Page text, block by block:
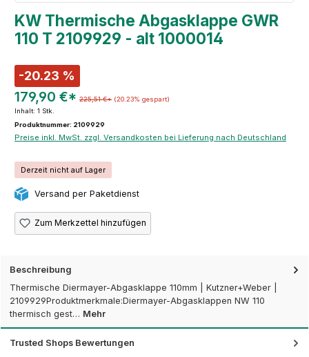
KW Thermische Abgasklappe GWR
110 T 2109929 - alt 1000014
-20.23 %
179,90 €* 225,51 €* (20.23% gespart)
Inhalt: 1 Stk.
Produktnummer: 2109929
Preise inkl. MwSt. zzgl. Versandkosten bei Lieferung nach Deutschland
Derzeit nicht auf Lager
Versand per Paketdienst
Zum Merkzettel hinzufügen
Beschreibung
Thermische Diermayer-Abgasklappe 110mm | Kutzner+Weber |
2109929Produktmerkmale:Diermayer-Abgasklappen NW 110
thermisch gest… Mehr
Trusted Shops Bewertungen